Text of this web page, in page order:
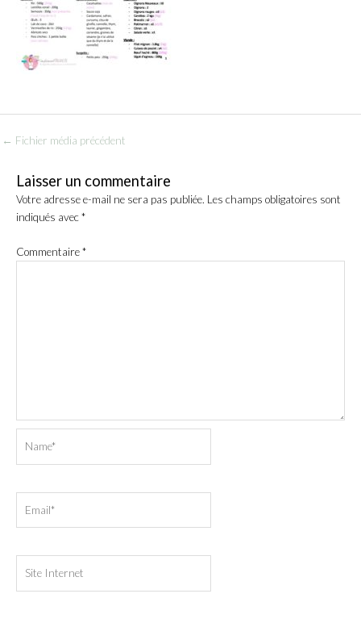
← Fichier média précédent
Laisser un commentaire
Votre adresse e-mail ne sera pas publiée. Les champs obligatoires sont
indiqués avec*
Commentaire*
Internet